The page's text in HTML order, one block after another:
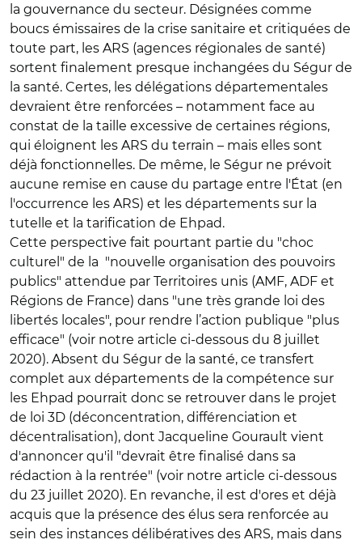
la gouvernance du secteur. Désignées comme
boucs émissaires de la crise sanitaire et critiquées de
toute part, les ARS (agences régionales de santé)
sortent finalement presque inchangées du Ségur de
la santé. Certes, les délégations départementales
devraient être renforcées – notamment face au
constat de la taille excessive de certaines régions,
qui éloignent les ARS du terrain – mais elles sont
déjà fonctionnelles. De même, le Ségur ne prévoit
aucune remise en cause du partage entre l'État (en
l'occurrence les ARS) et les départements sur la
tutelle et la tarification de Ehpad.
Cette perspective fait pourtant partie du "choc
culturel" de la "nouvelle organisation des pouvoirs
publics" attendue par Territoires unis (AMF, ADF et
Régions de France) dans "une très grande loi des
libertés locales", pour rendre l’action publique "plus
efficace" (voir notre article ci-dessous du 8 juillet
2020). Absent du Ségur de la santé, ce transfert
complet aux départements de la compétence sur
les Ehpad pourrait donc se retrouver dans le projet
de loi 3D (déconcentration, différenciation et
décentralisation), dont Jacqueline Gourault vient
d'annoncer qu'il "devrait être finalisé dans sa
rédaction à la rentrée" (voir notre article ci-dessous
du 23 juillet 2020). En revanche, il est d'ores et déjà
acquis que la présence des élus sera renforcée au
sein des instances délibératives des ARS, mais dans